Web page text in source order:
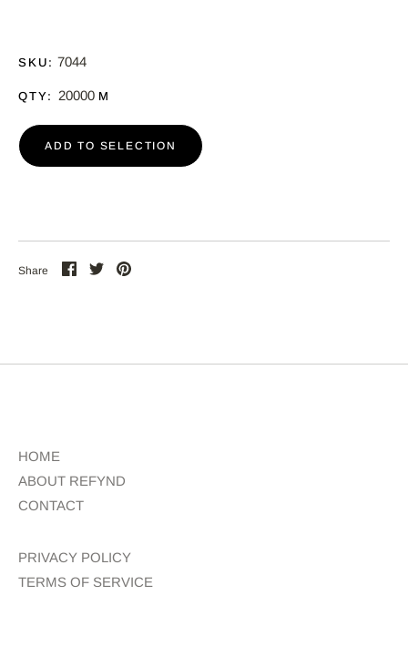
SKU: 7044
QTY: 20000 M
ADD TO SELECTION
Share
ShareSharePin
HOME
ABOUT REFYND
CONTACT
PRIVACY POLICY
TERMS OF SERVICE